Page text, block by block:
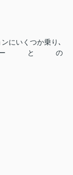
にいくつか乗り､
との